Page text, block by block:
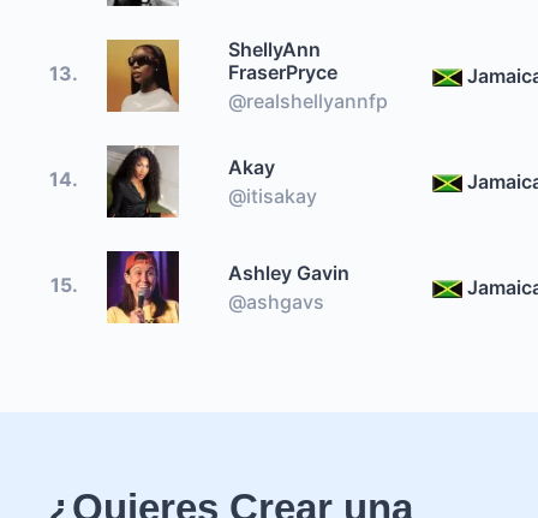
13.
ShellyAnn
FraserPryce
@realshellyannfp
14.
Akay
@itisakay
15.
Ashley Gavin
@ashgavs
¿Quieres Crear una